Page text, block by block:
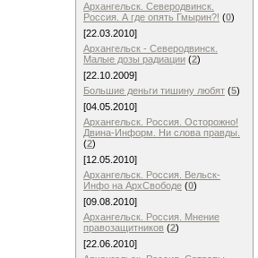
Архангельск. Северодвинск.
Россия. А где опять Гмырин?! (0)
[22.03.2010]
Архангельск - Северодвинск.
Малые дозы радиации (2)
[22.10.2009]
Большие деньги тишину любят (5)
[04.05.2010]
Архангельск. Россия. Осторожно!
Двина-Информ. Ни слова правды.
(2)
[12.05.2010]
Архангельск. Россия. Вельск-
Инфо на АрхСвободе (0)
[09.08.2010]
Архангельск. Россия. Мнение
правозащитников (2)
[22.06.2010]